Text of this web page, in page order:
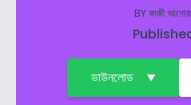
BYকাজী
ডাউনলোড